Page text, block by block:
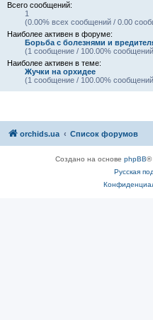
Всего сообщений:
1
(0.00% всех сообщений / 0.00
Наиболее активен в форуме:
Борьба с болезнями и
(1 сообщение / 100.00%
Наиболее активен в теме:
Жучки на орхидее
(1 сообщение / 100.00%
orchids.ua Список форумов
Создано на основе phpBB®
Русская